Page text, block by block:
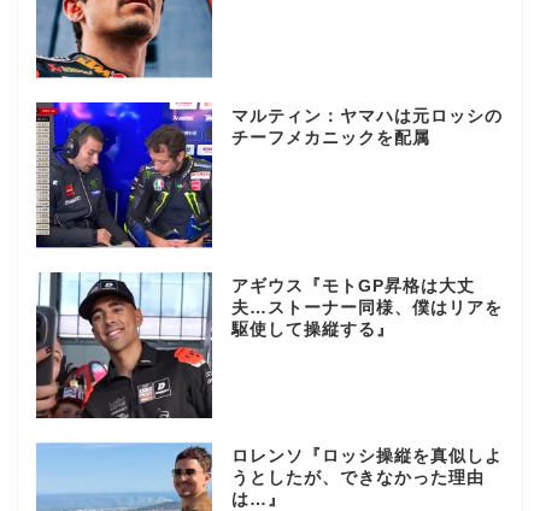
マルティン：ヤマハは元ロッシの
チーフメカニックを配属
アギウス『モトGP昇格は大丈
夫…ストーナー同様、僕はリアを
駆使して操縦する』
ロレンソ『ロッシ操縦を真似しよ
うとしたが、できなかった理由
は…』